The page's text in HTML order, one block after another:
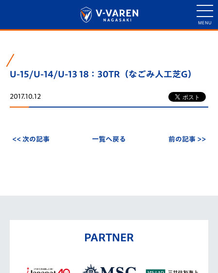
U-15/U-14/U-13 18：30TR（なごみ人工芝G）
2017.10.12
<< 次の記事 一覧へ戻る 前の記事 >>
PARTNER